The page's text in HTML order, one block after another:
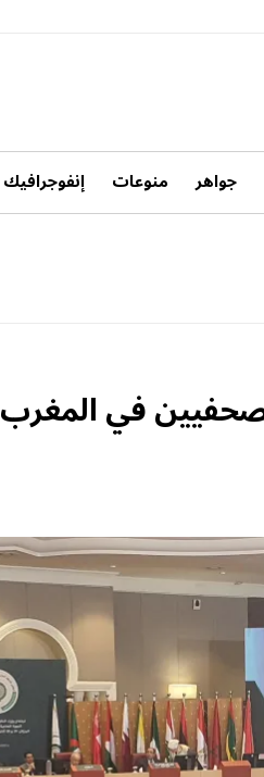
جواهر منوعات إنفوجرافيك
في المغرب